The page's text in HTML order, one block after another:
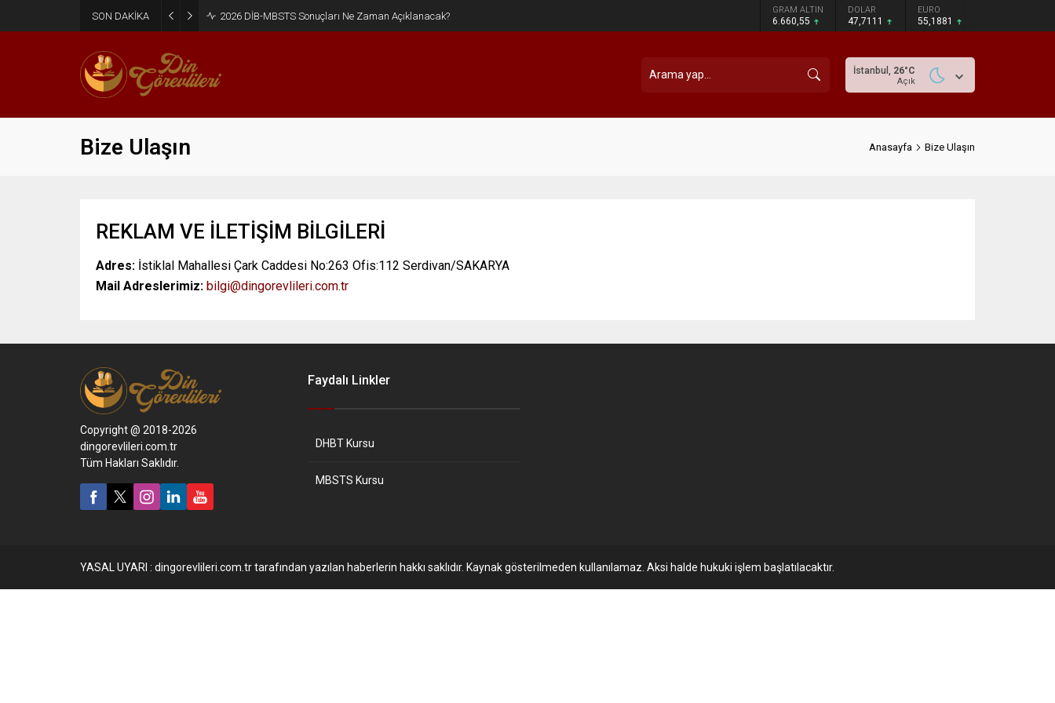
SON DAKİKA 2026 DİB-MBSTS Sonuçları Ne Zaman Açıklanacak? GRAM ALTIN
6.660,55
DOLAR
47,7111
EURO
55,1881
İstanbul, 26°C
Açık
Bize Ulaşın Anasayfa Bize Ulaşın
REKLAM VE İLETİŞİM BİLGİLERİ
Adres: İstiklal Mahallesi Çark Caddesi No:263 Ofis:112 Serdivan/SAKARYA
Mail Adreslerimiz: bilgi@dingorevlileri.com.tr
Copyright @ 2018-2026
dingorevlileri.com.tr
Tüm Hakları Saklıdır.
Faydalı Linkler
DHBT Kursu
MBSTS Kursu
YASAL UYARI : dingorevlileri.com.tr tarafından yazılan haberlerin hakkı saklıdır. Kaynak gösterilmeden kullanılamaz. Aksi halde hukuki işlem başlatılacaktır.